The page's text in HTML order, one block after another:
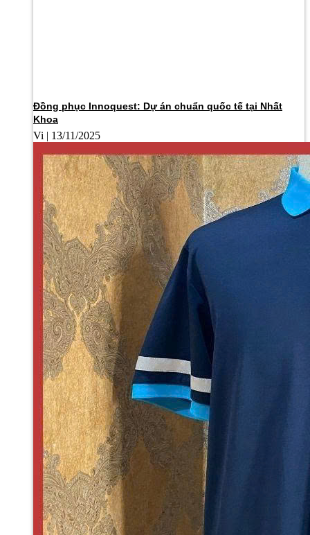
Đồng phục Innoquest: Dự án chuẩn quốc tế tại Nhất
Khoa
Vi 13/11/2025